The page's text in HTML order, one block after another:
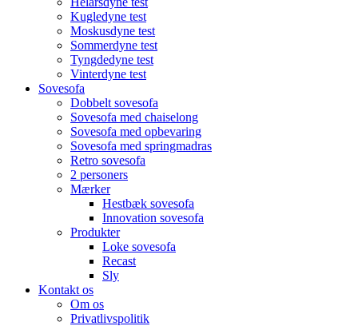
Kugledyne test
Moskusdyne test
Sommerdyne test
Tyngdedyne test
Vinterdyne test
Sovesofa
Dobbelt sovesofa
Sovesofa med chaiselong
Sovesofa med opbevaring
Sovesofa med springmadras
Retro sovesofa
2 personers
Mærker
Hestbæk sovesofa
Innovation sovesofa
Produkter
Loke sovesofa
Recast
Sly
Kontakt os
Om os
Privatlivspolitik